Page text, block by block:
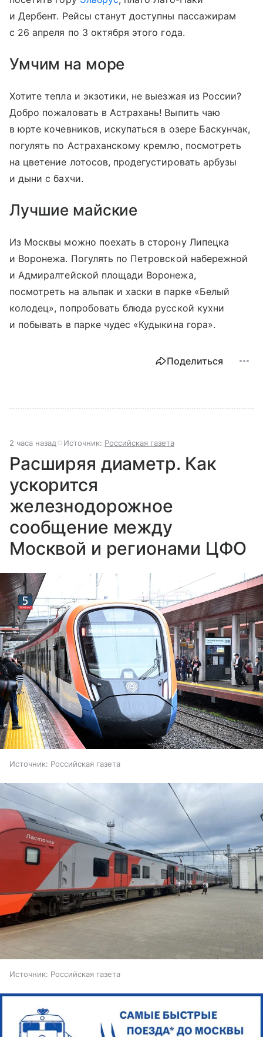
и Дербент. Рейсы станут доступны пассажирам
с 26 апреля по 3 октября этого года.
Умчим на море
Хотите тепла и экзотики, не выезжая из России?
Добро пожаловать в Астрахань! Выпить чаю
в юрте кочевников, искупаться в озере Баскунчак,
погулять по Астраханскому кремлю, посмотреть
на цветение лотосов, продегустировать арбузы
и дыни с бахчи.
Лучшие майские
Из Москвы можно поехать в сторону Липецка
и Воронежа. Погулять по Петровской набережной
и Адмиралтейской площади Воронежа,
посмотреть на альпак и хаски в парке «Белый
колодец», попробовать блюда русской кухни
и побывать в парке чудес «Кудыкина гора».
Поделиться
2 часа назад Источник: Российская газета
Расширяя диаметр. Как
ускорится
железнодорожное
сообщение между
Москвой и регионами ЦФО
Источник: Российская газета
Источник: Российская газета